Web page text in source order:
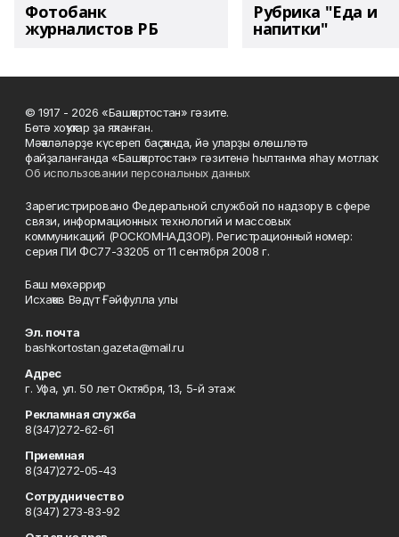
Фотобанк
журналистов РБ
Рубрика "Еда и
напитки"
© 1917 - 2026 «Башҡортостан» гәзите.
Бөтә хоҡуҡтар ҙа яҡланған.
Мәҡәләләрҙе күсереп баҫҡанда, йә уларҙы өлөшләтә
файҙаланғанда «Башҡортостан» гәзитенә һылтанма яһау мотлаҡ.
Об использовании персональных данных
Зарегистрировано Федеральной службой по надзору в сфере
связи, информационных технологий и массовых
коммуникаций (РОСКОМНАДЗОР). Регистрационный номер:
серия ПИ ФС77-33205 от 11 сентября 2008 г.
Баш мөхәррир
Исхаҡов Вәдүт Ғәйфулла улы
Эл. почта
bashkortostan.gazeta@mail.ru
Адрес
г. Уфа, ул. 50 лет Октября, 13, 5-й этаж
Рекламная служба
8(347)272-62-61
Приемная
8(347)272-05-43
Сотрудничество
8(347) 273-83-92